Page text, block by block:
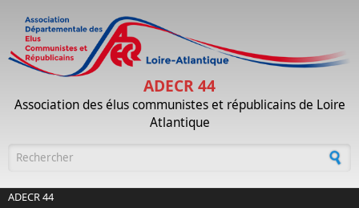
ADECR 44
Association des élus communistes et républicains de Loire
Atlantique
ADECR 44